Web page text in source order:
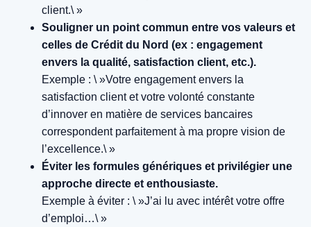
client.\ »
Souligner un point commun entre vos valeurs et
celles de Crédit du Nord (ex : engagement
envers la qualité, satisfaction client, etc.).
Exemple : \ »Votre engagement envers la
satisfaction client et votre volonté constante
d’innover en matière de services bancaires
correspondent parfaitement à ma propre vision de
l’excellence.\ »
Éviter les formules génériques et privilégier une
approche directe et enthousiaste.
Exemple à éviter : \ »J’ai lu avec intérêt votre offre
d’emploi…\ »